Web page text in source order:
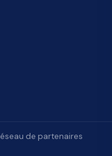
de partenaires